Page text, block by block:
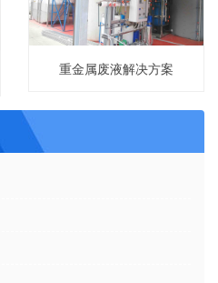
重金属废液解决方案